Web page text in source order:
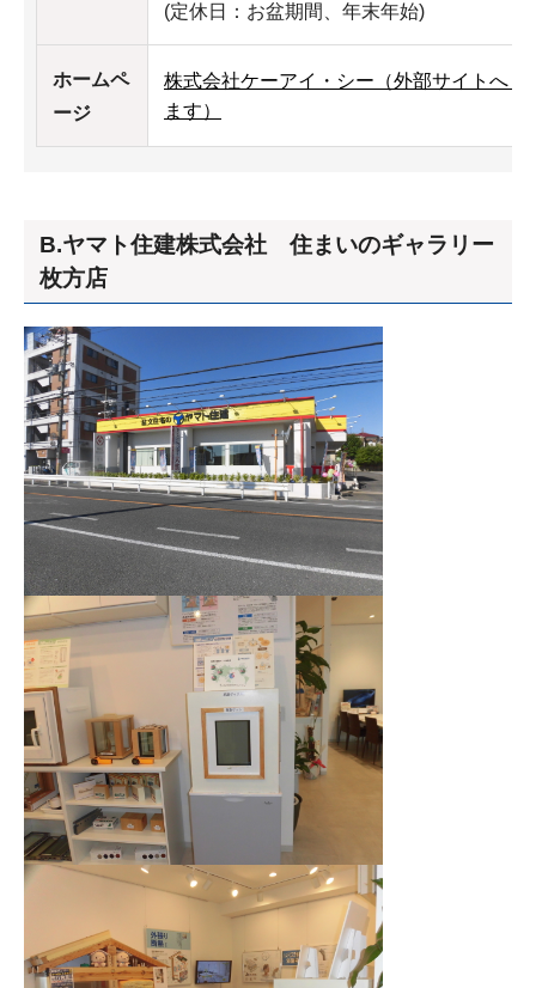
(定休日：お盆期間、年末年始)
ホームペ
ージ
株式会社ケーアイ・シー（外部サイトへ
ます）
B.ヤマト住建株式会社 住まいのギャラリー
枚方店